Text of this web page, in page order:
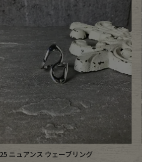
ニュアンス ウェーブリング